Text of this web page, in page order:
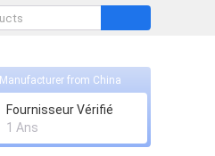
Manufacturer from China
Fournisseur Vérifié
1 Ans